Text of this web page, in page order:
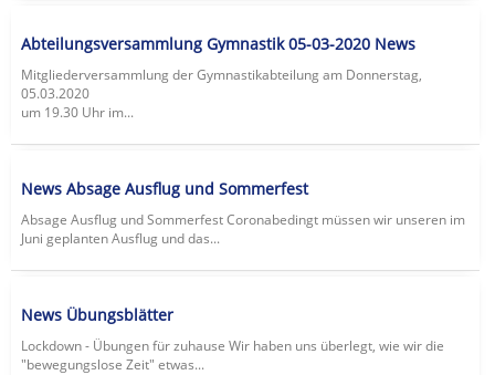
Abteilungsversammlung Gymnastik 05-03-2020 News
Mitgliederversammlung der Gymnastikabteilung am Donnerstag,
05.03.2020
um 19.30 Uhr im...
News Absage Ausflug und Sommerfest
Absage Ausflug und Sommerfest Coronabedingt müssen wir unseren im
Juni geplanten Ausflug und das...
News Übungsblätter
Lockdown - Übungen für zuhause Wir haben uns überlegt, wie wir die
"bewegungslose Zeit" etwas...